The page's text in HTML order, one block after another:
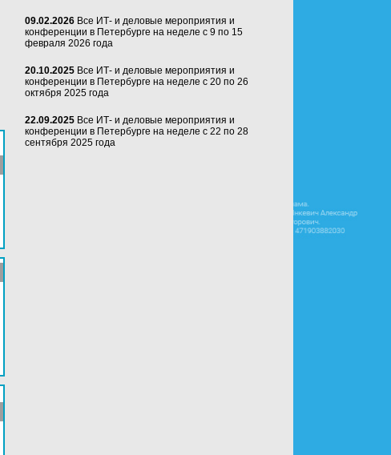
09.02.2026 Все ИТ- и деловые мероприятия и
конференции в Петербурге на неделе с 9 по 15
февраля 2026 года
20.10.2025 Все ИТ- и деловые мероприятия и
конференции в Петербурге на неделе с 20 по 26
октября 2025 года
22.09.2025 Все ИТ- и деловые мероприятия и
конференции в Петербурге на неделе с 22 по 28
сентября 2025 года